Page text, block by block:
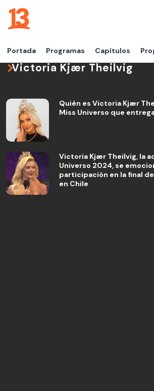
Portada Programas Capítulos
Victoria Kjær Theilvig
Quién es Victoria Kjær
Miss Universo que
Victoria Kjær Theilvig, la
Universo 2024, se
participación en la final
en Chile